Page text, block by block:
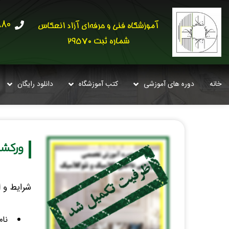
آموزشگاه فنی و حرفه‌ای آزاد انعکاس
شماره ثبت 29570
خانه دوره های آموزشی کتب آموزشگاه دانلود رایگان
شرایط